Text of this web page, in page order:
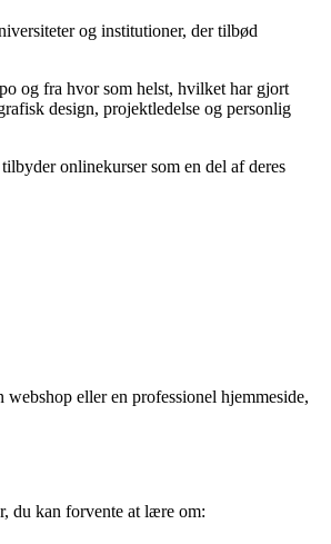
og institutioner, der tilbød
og fra hvor som helst, hvilket har gjort
design, projektledelse og personlig
onlinekurser som en del af deres
eller en professionel hjemmeside,
du kan forvente at lære om: